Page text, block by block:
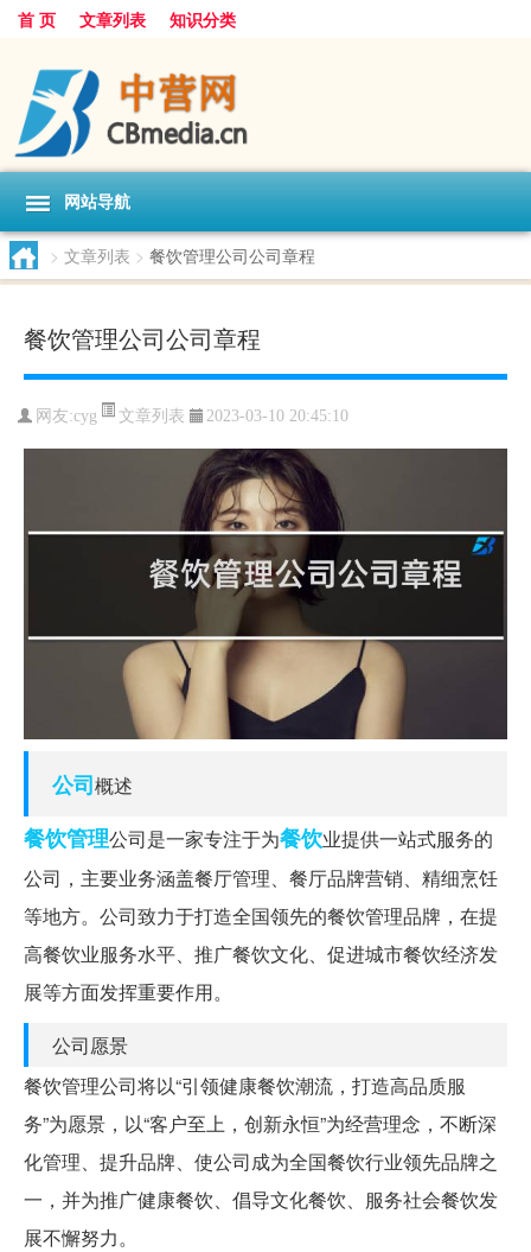
首 页 文章列表 知识分类
网站导航
> 文章列表 > 餐饮管理公司公司章程
餐饮管理公司公司章程
网友:cyg 文章列表 2023-03-10 20:45:10
公司概述
餐饮管理公司是一家专注于为餐饮业提供一站式服务的
公司，主要业务涵盖餐厅管理、餐厅品牌营销、精细烹饪
等地方。公司致力于打造全国领先的餐饮管理品牌，在提
高餐饮业服务水平、推广餐饮文化、促进城市餐饮经济发
展等方面发挥重要作用。
公司愿景
餐饮管理公司将以“引领健康餐饮潮流，打造高品质服
务”为愿景，以“客户至上，创新永恒”为经营理念，不断深
化管理、提升品牌、使公司成为全国餐饮行业领先品牌之
一，并为推广健康餐饮、倡导文化餐饮、服务社会餐饮发
展不懈努力。